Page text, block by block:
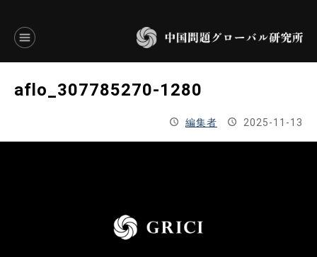
JAPANESE
aflo_307785270-1280
編集者 2025-11-13